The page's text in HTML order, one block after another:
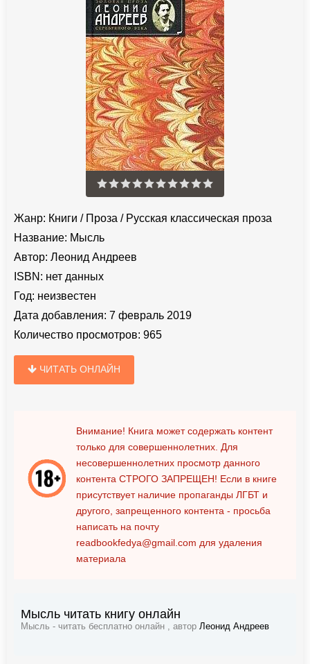
Жанр: Книги / Проза / Русская классическая проза
Название: Мысль
Автор: Леонид Андреев
ISBN: нет данных
Год: неизвестен
Дата добавления: 7 февраль 2019
Количество просмотров: 965
ЧИТАТЬ ОНЛАЙН
Внимание! Книга может содержать контент
только для совершеннолетних. Для
несовершеннолетних просмотр данного
контента СТРОГО ЗАПРЕЩЕН! Если в книге
присутствует наличие пропаганды ЛГБТ и
другого, запрещенного контента - просьба
написать на почту
readbookfedya@gmail.com для удаления
материала
Мысль читать книгу онлайн
Мысль - читать бесплатно онлайн , автор Леонид Андреев